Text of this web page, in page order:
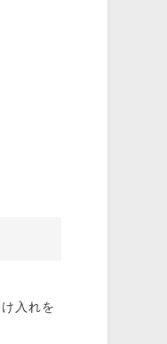
入れを